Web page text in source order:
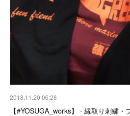
2018.11.20 06:28
【#YOSUGA_works】 - 縁取り刺繍・